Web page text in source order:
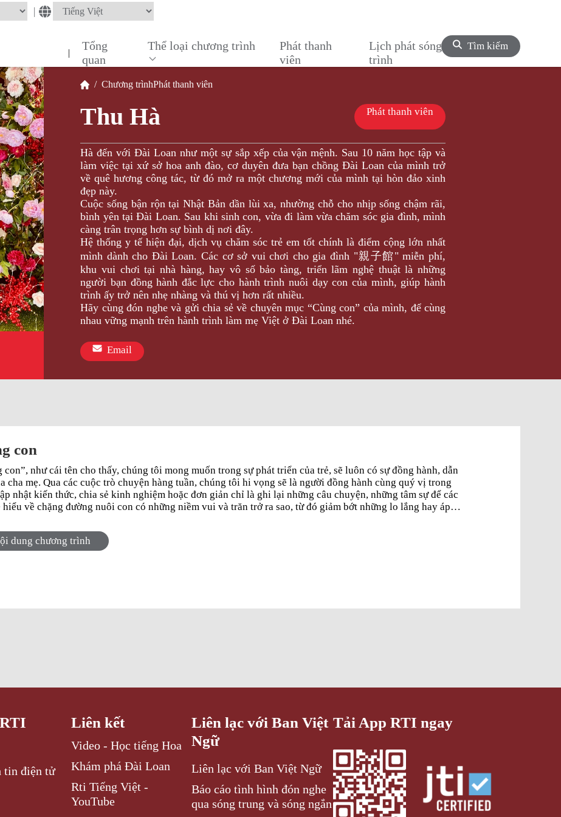
|
|
Tổng
quan
Thể loại chương trình
Phát thanh
viên
Lịch phát sóng chương
trình
Tìm kiếm
/Chương trìnhPhát thanh viên
Thu Hà Phát thanh viên
Hà đến với Đài Loan như một sự sắp xếp của vận mệnh. Sau 10 năm học tập và
làm việc tại xứ sở hoa anh đào, cơ duyên đưa bạn chồng Đài Loan của mình trở
về quê hương công tác, từ đó mở ra một chương mới của mình tại hòn đảo xinh
đẹp này.
Cuộc sống bận rộn tại Nhật Bản dần lùi xa, nhường chỗ cho nhịp sống chậm rãi,
bình yên tại Đài Loan. Sau khi sinh con, vừa đi làm vừa chăm sóc gia đình, mình
càng trân trọng hơn sự bình dị nơi đây.
Hệ thống y tế hiện đại, dịch vụ chăm sóc trẻ em tốt chính là điểm cộng lớn nhất
mình dành cho Đài Loan. Các cơ sở vui chơi cho gia đình "親子館" miễn phí,
khu vui chơi tại nhà hàng, hay vô số bảo tàng, triển lãm nghệ thuật là những
người bạn đồng hành đắc lực cho hành trình nuôi dạy con của mình, giúp hành
trình ấy trở nên nhẹ nhàng và thú vị hơn rất nhiều.
Hãy cùng đón nghe và gửi chia sẻ về chuyên mục “Cùng con” của mình, để cùng
nhau vững mạnh trên hành trình làm mẹ Việt ở Đài Loan nhé.
Email
con
con”, như cái tên cho thấy, chúng tôi mong muốn trong sự phát triển của trẻ, sẽ luôn có sự đồng hành, dẫn
cha mẹ. Qua các cuộc trò chuyện hàng tuần, chúng tôi hi vọng sẽ là người đồng hành cùng quý vị trong
nhật kiến thức, chia sẻ kinh nghiệm hoặc đơn giản chỉ là ghi lại những câu chuyện, những tâm sự để các
hiểu về chặng đường nuôi con có những niềm vui và trăn trở ra sao, từ đó giảm bớt những lo lắng hay áp
cho con sẽ là tiền đề vững chắc để trẻ tự tin bước vào đời. Hãy cùng con bước ra thế giới, bằng cách
con tình yêu trong trẻo nhất, cũng như thời gian chất lượng bên con, bố mẹ nhé!
dung chương trình
tin điện tử
Liên kết
Video - Học tiếng Hoa
Khám phá Đài Loan
Rti Tiếng Việt -
YouTube
Liên lạc với Ban Việt
Ngữ
Liên lạc với Ban Việt Ngữ
Báo cáo tình hình đón nghe
qua sóng trung và sóng ngắn
Tải App RTI ngay